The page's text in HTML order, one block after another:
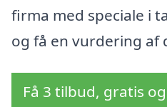
firma med speciale i
og få en vurdering af
Få 3 tilbud, gratis